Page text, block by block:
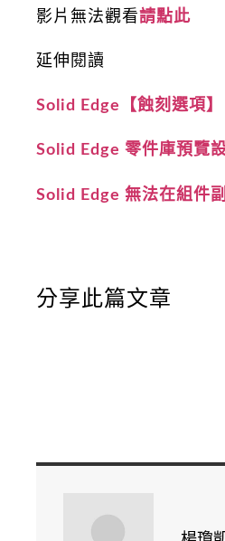
影片無法觀看請點此
延伸閱讀
Solid Edge【蝕刻選項】
Solid Edge 零件庫預覽
Solid Edge 無法在組件
分享此篇文章